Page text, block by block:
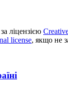
ліцензією
license, якщо не